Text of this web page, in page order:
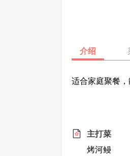
介绍
适合家庭聚餐
主打菜
烤河鳗